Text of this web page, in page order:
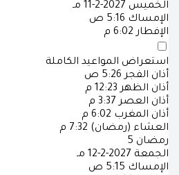
الخميس 2027-2-11 مـ
الإمساك 5:16 ص
الإفطار 6:02 م
استعراض المواعيد الكاملة
أذان الفجر 5:26 ص
أذان الظهر 12:23 م
أذان العصر 3:37 م
أذان المغرب 6:02 م
العشاء (رمضان) 7:32 م
رمضان 5
الجمعة 2027-2-12 مـ
الإمساك 5:15 ص